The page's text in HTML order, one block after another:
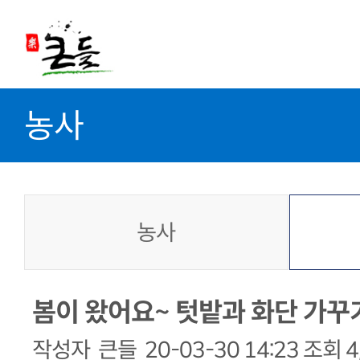
농사
농사
봄이 왔어요~ 텃밭과 화단 가
작성자 큰들 20-03-30 14:23조회